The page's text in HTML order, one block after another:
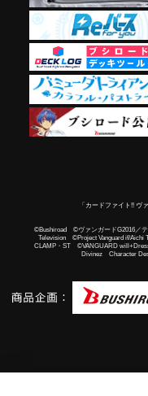
「カードファイト!! ヴ
©Bushiroad ©ヴァンガードG2016／
Television ©Project Vanguard if/
CLAMP・ST ©VANGUARD
Divinez Character